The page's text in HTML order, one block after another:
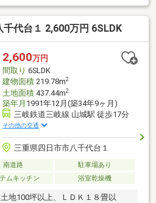
レージとしても利用可（車種によ
代台１ 2,600万円 6SLDK
2,600万円
間取り 6SLDK
建物面積219.78m2
土地面積437.44m2
築年月 1991年12月(築34年9ヶ月)
三岐鉄道三岐線 山城駅 徒歩17分
その他の交通
三重県四日市市八千代台１
南道路
駐車場あり
ムキッチン 浴室乾燥機
地100坪以上、ＬＤＫ１８畳以